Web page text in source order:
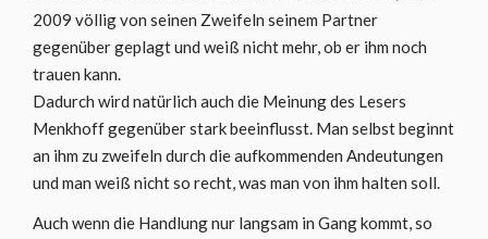
2009 völlig von seinen Zweifeln seinem Partner
gegenüber geplagt und weiß nicht mehr, ob er ihm noch
trauen kann.
Dadurch wird natürlich auch die Meinung des Lesers
Menkhoff gegenüber stark beeinflusst. Man selbst beginnt
an ihm zu zweifeln durch die aufkommenden Andeutungen
und man weiß nicht so recht, was man von ihm halten soll.
Auch wenn die Handlung nur langsam in Gang kommt, so